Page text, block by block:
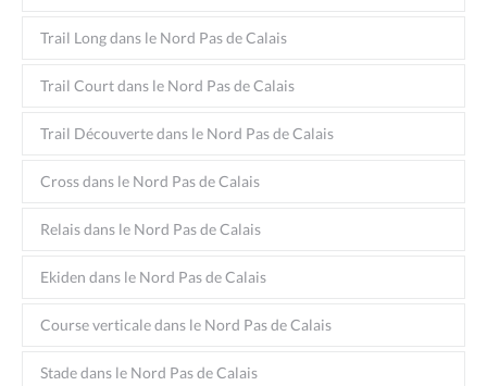
Trail Long dans le Nord Pas de Calais
Trail Court dans le Nord Pas de Calais
Trail Découverte dans le Nord Pas de Calais
Cross dans le Nord Pas de Calais
Relais dans le Nord Pas de Calais
Ekiden dans le Nord Pas de Calais
Course verticale dans le Nord Pas de Calais
Stade dans le Nord Pas de Calais